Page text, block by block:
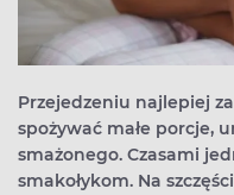
Przejedzeniu najlepiej
spożywać małe porcje,
smażonego. Czasami
smakołykom. Na